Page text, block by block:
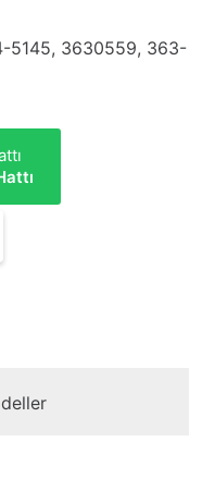
5145, 3630559, 363-